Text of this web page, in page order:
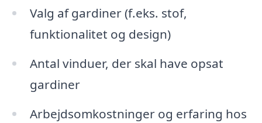
Valg af gardiner (f.eks. stof,
funktionalitet og design)
Antal vinduer, der skal have opsat
gardiner
Arbejdsomkostninger og erfaring hos